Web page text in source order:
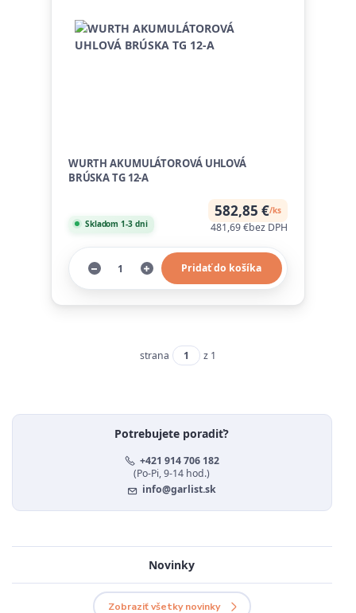
WURTH AKUMULÁTOROVÁ UHLOVÁ
BRÚSKA TG 12-A
582,85 €/ks
481,69 €bez DPH
Skladom 1-3 dni
Pridať do košíka
strana z 1
Potrebujete poradiť?
+421 914 706 182
(Po-Pi, 9-14 hod.)
info@garlist.sk
Novinky
Zobraziť všetky novinky